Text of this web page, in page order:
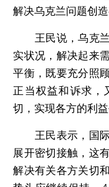
解决乌克兰问题创造
王民说，乌克兰
实状况，解决起来
平衡，既要充分照
正当权益和诉求，
切，实现各方的利益
王民表示，国际
展开密切接触，这
解决有关各方关切